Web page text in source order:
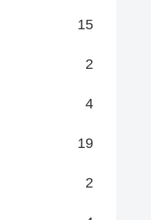
15
2
4
19
2